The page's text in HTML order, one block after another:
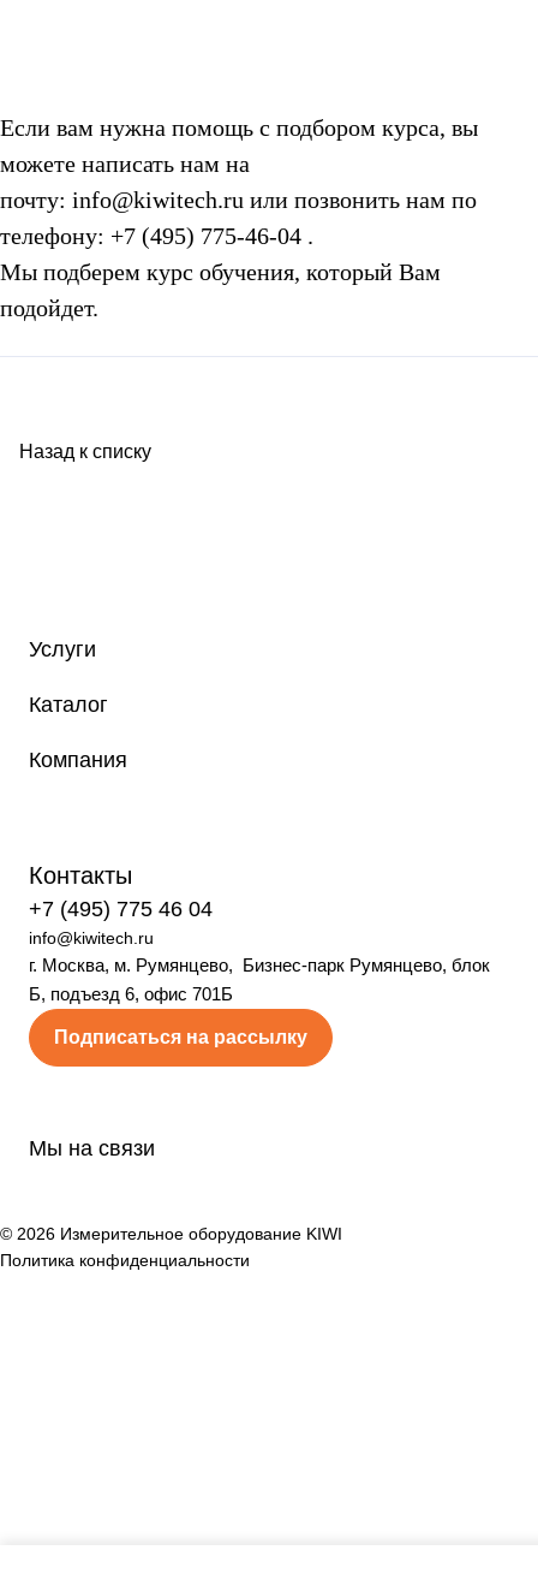
Если вам нужна помощь с подбором курса, вы
можете написать нам на
почту: info@kiwitech.ru или позвонить нам по
телефону: +7 (495) 775-46-04 .
Мы подберем курс обучения, который Вам
подойдет.
Назад к списку
Услуги
Каталог
Компания
Контакты
+7 (495) 775 46 04
info@kiwitech.ru
г. Москва, м. Румянцево, Бизнес-парк Румянцево, блок
Б, подъезд 6, офис 701Б
Подписаться на рассылку
Мы на связи
© 2026 Измерительное оборудование KIWI
Политика конфиденциальности